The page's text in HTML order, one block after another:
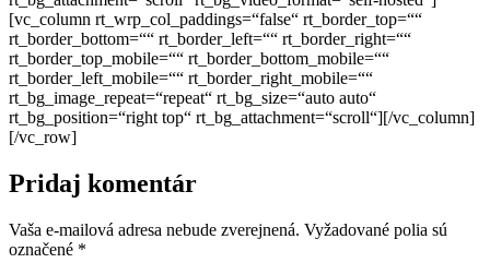
[vc_column rt_wrp_col_paddings=“false“ rt_border_top=““
rt_border_bottom=““ rt_border_left=““ rt_border_right=““
rt_border_top_mobile=““ rt_border_bottom_mobile=““
rt_border_left_mobile=““ rt_border_right_mobile=““
rt_bg_image_repeat=“repeat“ rt_bg_size=“auto auto“
rt_bg_position=“right top“ rt_bg_attachment=“scroll“][/vc_column]
[/vc_row]
Pridaj komentár
Vaša e-mailová adresa nebude zverejnená. Vyžadované polia sú
označené *